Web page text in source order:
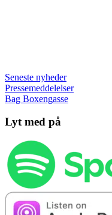
Seneste nyheder
Pressemeddelelser
Bag Boxengasse
Lyt med på